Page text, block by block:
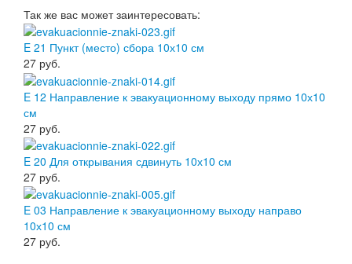
Так же вас может заинтересовать:
E 21 Пункт (место) сбора 10х10 см
27 руб.
E 12 Направление к эвакуационному выходу прямо 10х10
см
27 руб.
E 20 Для открывания сдвинуть 10х10 см
27 руб.
E 03 Направление к эвакуационному выходу направо
10х10 см
27 руб.